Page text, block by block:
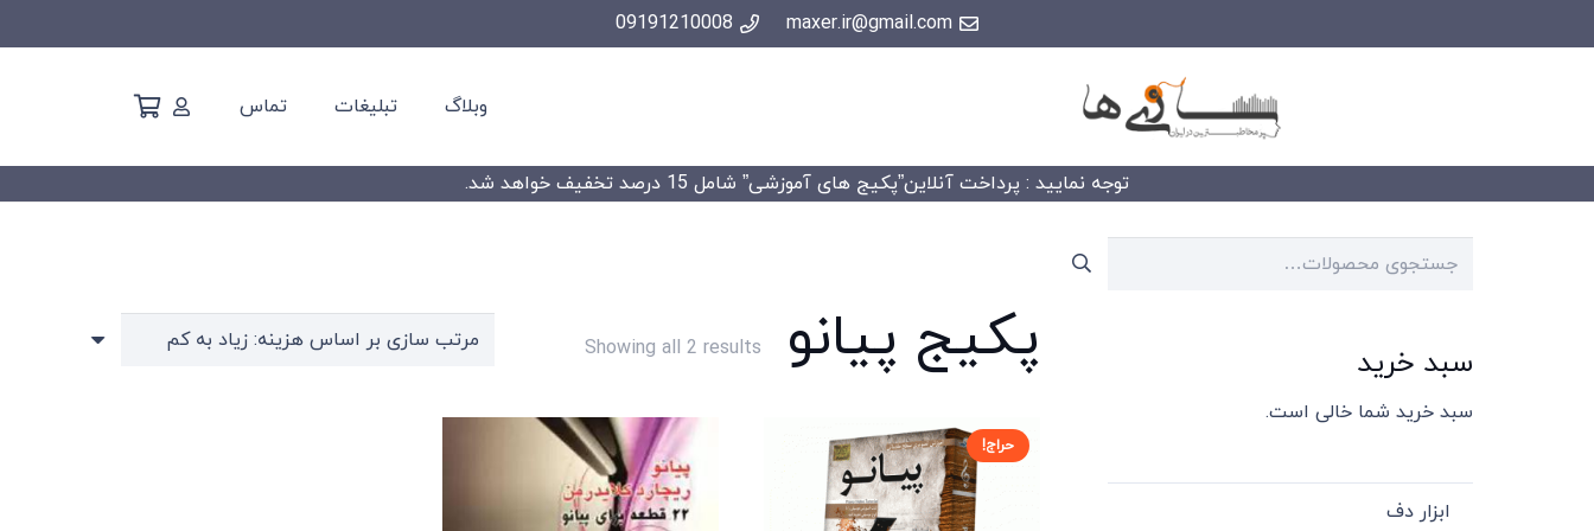
maxer.ir@gmail.com
09191210008
وبلاگ تبلیغات تماس
توجه نمایید : پرداخت آنلاین”پکیج های آموزشی” شامل 15 درصد تخفیف خواهد شد.
پکیج پیانو Showing all 2 results
Sorted
price:
high
to
low
حراج!
جستجو
سبد خرید
سبد خرید شما خالی است.
ابزار دف